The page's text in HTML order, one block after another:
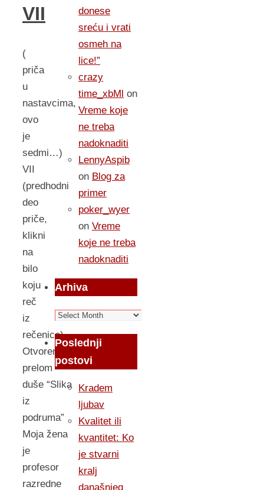
VII
(
priča
u
nastavcima,
ovo
je
sedmi…)
VII
(predhodni
deo
priče,
klikni
na
bilo
koju
reč
iz
rečenice)
Otvoreni
prelom
duše “Slika
iz
podruma”
Moja žena
je
profesor
razredne
donese
sreću i vrati
osmeh na
lice!”
crazy
time_xbMl on
Vreme koje
ne treba
nadoknaditi
LennyAspib
on Blog za
primer
poker_wyer
on Vreme
koje ne treba
nadoknaditi
Arhiva
Arhiva
Poslednji
postovi
Kradem
ljubav
Kvalitet ili
kvantitet: Ko
je stvarni
kralj
današnjeg